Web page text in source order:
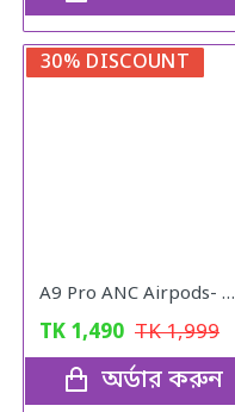
30% DISCOUNT
A9 Pro ANC Airpods- Wireless Airbuds
TK 1,490 TK1,999
অর্ডার করুন